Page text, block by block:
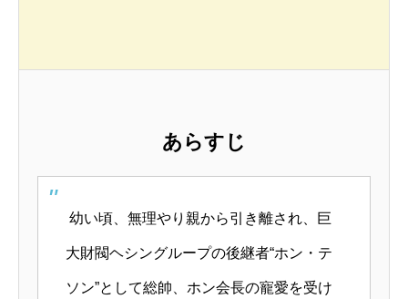
あらすじ
幼い頃、無理やり親から引き離され、巨
大財閥ヘシングループの後継者“ホン・テ
ソン”として総帥、ホン会長の寵愛を受け